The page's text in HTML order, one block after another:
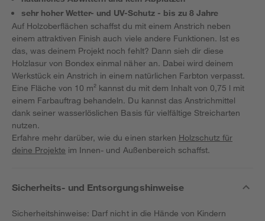
sehr hoher Wetter- und UV-Schutz - bis zu 8 Jahre
Auf Holzoberflächen schaffst du mit einem Anstrich neben
einem attraktiven Finish auch viele andere Funktionen. Ist es
das, was deinem Projekt noch fehlt? Dann sieh dir diese
Holzlasur von Bondex einmal näher an. Dabei wird deinem
Werkstück ein Anstrich in einem natürlichen Farbton verpasst.
Eine Fläche von 10 m² kannst du mit dem Inhalt von 0,75 l mit
einem Farbauftrag behandeln. Du kannst das Anstrichmittel
dank seiner wasserlöslichen Basis für vielfältige Streicharten
nutzen.
Erfahre mehr darüber, wie du einen starken Holzschutz für
deine Projekte im Innen- und Außenbereich schaffst.
Sicherheits- und Entsorgungshinweise
Sicherheitshinweise: Darf nicht in die Hände von Kindern